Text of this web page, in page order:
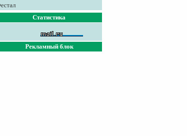
Статистика
Рекламный блок